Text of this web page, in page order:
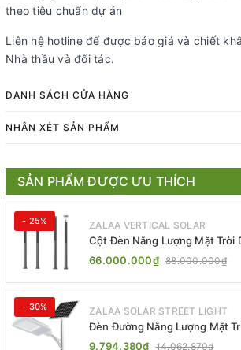
theo tiêu chuẩn dự án
Liên hệ hotline để được báo giá và chiết
Nhà thầu và đối tác.
DANH SÁCH CỬA HÀNG
NHẬN XÉT SẢN PHẨM
SẢN PHẨM ĐƯỢC ƯU THÍCH
- 25% ZALAA VERTICAL SOLAR
Cột Đèn Năng Lượng Mặt Trời
ZSR-YYDS-360 | ZALAA Jsc
66.000.000₫ 88.000.000₫
- 30% ZALAA SOLAR STREET LIGHT
Đèn Đường Năng Lượng Mặt
Khiển MPPT ZL-GMX01 ZALAA
9.794.380₫ 14.062.870₫